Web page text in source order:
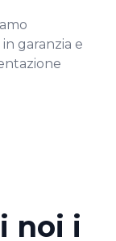
garanzia e
noi i